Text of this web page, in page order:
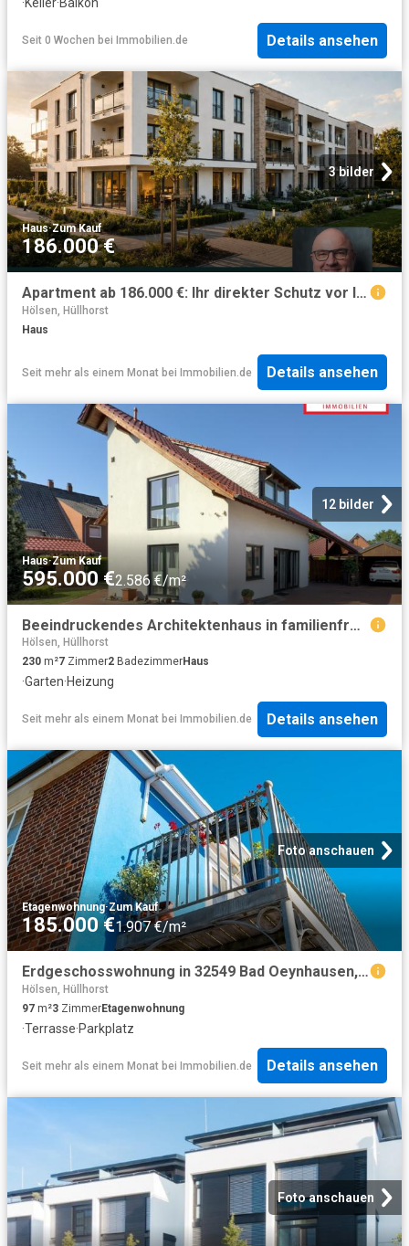
·Keller·Balkon
Seit 0 Wochen bei Immobilien.de Details ansehen
3 bilder
Haus·Zum Kauf
186.000 €
Apartment ab 186.000 €: Ihr direkter Schutz vor Inflation
Hölsen, Hüllhorst
Haus
Seit mehr als einem Monat bei Immobilien.de Details ansehen
12 bilder
Haus·Zum Kauf
595.000 €2.586 €/m²
Beeindruckendes Architektenhaus in familienfreundlicher Lage von Minden
Hölsen, Hüllhorst
230 m²7 Zimmer2 BadezimmerHaus
·Garten·Heizung
Seit mehr als einem Monat bei Immobilien.de Details ansehen
Foto anschauen
Etagenwohnung·Zum Kauf
185.000 €1.907 €/m²
Erdgeschosswohnung in 32549 Bad Oeynhausen, Eidinghausener Str
Hölsen, Hüllhorst
97 m²3 ZimmerEtagenwohnung
·Terrasse·Parkplatz
Seit mehr als einem Monat bei Immobilien.de Details ansehen
Foto anschauen